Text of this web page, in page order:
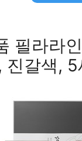
필라라
진갈색, 5